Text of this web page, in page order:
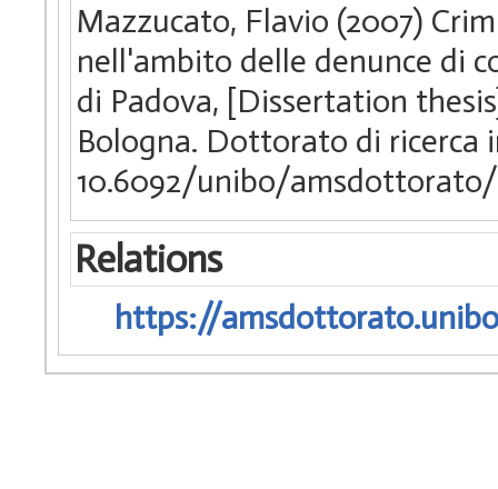
Mazzucato, Flavio (2007)
nell'ambito delle denunce di
di Padova, [Dissertation
Bologna. Dottorato di ricerca
10.6092/unibo/amsdottorato/
Relations
https://